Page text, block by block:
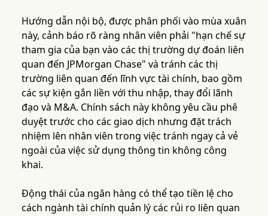
Hướng dẫn nội bộ, được phân phối vào mùa xuân
này, cảnh báo rõ ràng nhân viên phải "hạn chế sự
tham gia của bạn vào các thị trường dự đoán liên
quan đến JPMorgan Chase" và tránh các thị
trường liên quan đến lĩnh vực tài chính, bao gồm
các sự kiện gắn liền với thu nhập, thay đổi lãnh
đạo và M&A. Chính sách này không yêu cầu phê
duyệt trước cho các giao dịch nhưng đặt trách
nhiệm lên nhân viên trong việc tránh ngay cả vẻ
ngoài của việc sử dụng thông tin không công
khai.
Động thái của ngân hàng có thể tạo tiền lệ cho
cách ngành tài chính quản lý các rủi ro liên quan